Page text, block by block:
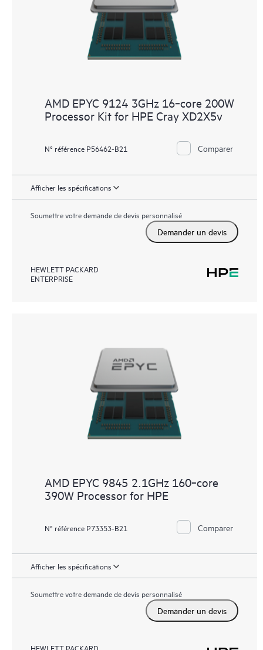
AMD EPYC 9124 3GHz 16‑core 200W
Processor Kit for HPE Cray XD2X5v
N° référence P56462-B21 Comparer
Afficher les spécifications
Soumettre votre demande de devis personnalisé
Demander un devis
HEWLETT PACKARD
ENTERPRISE
AMD EPYC 9845 2.1GHz 160‑core
390W Processor for HPE
N° référence P73353-B21 Comparer
Afficher les spécifications
Soumettre votre demande de devis personnalisé
Demander un devis
HEWLETT PACKARD